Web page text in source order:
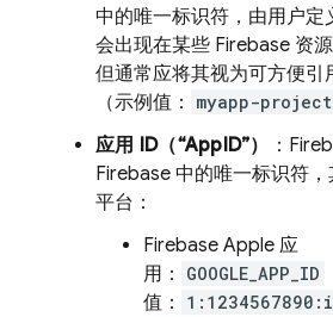
中的唯一标识符，由用户定
会出现在某些 Firebase 资
但通常应将其视为可方便引
（示例值：
myapp-
应用 ID（“AppID”）
：
Firebase 中的唯一标识符
平台：
Firebase Apple 应
用：
GOOGLE_APP_ID
值：